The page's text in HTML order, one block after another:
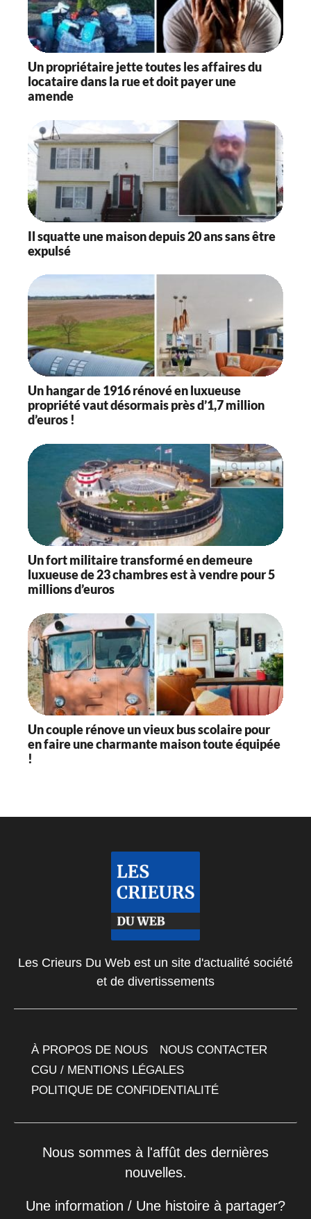
Un propriétaire jette toutes les affaires du
locataire dans la rue et doit payer une
amende
Il squatte une maison depuis 20 ans sans être
expulsé
Un hangar de 1916 rénové en luxueuse
propriété vaut désormais près d’1,7 million
d’euros !
Un fort militaire transformé en demeure
luxueuse de 23 chambres est à vendre pour 5
millions d’euros
Un couple rénove un vieux bus scolaire pour
en faire une charmante maison toute équipée
!
Les Crieurs Du Web est un site d'actualité société
et de divertissements
À PROPOS DE NOUS
NOUS CONTACTER
CGU / MENTIONS LÉGALES
POLITIQUE DE CONFIDENTIALITÉ
Nous sommes à l'affût des dernières
nouvelles.
Une information / Une histoire à partager?